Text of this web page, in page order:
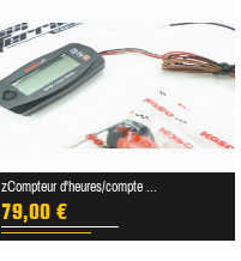
zCompteur d'heures/compte ...
79,00 €